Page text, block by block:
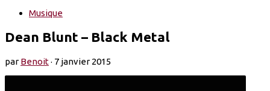
Musique
Dean Blunt – Black Metal
parBenoit· 7 janvier 2015